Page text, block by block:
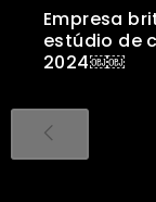
Empresa
estúdio de
2024￼￼